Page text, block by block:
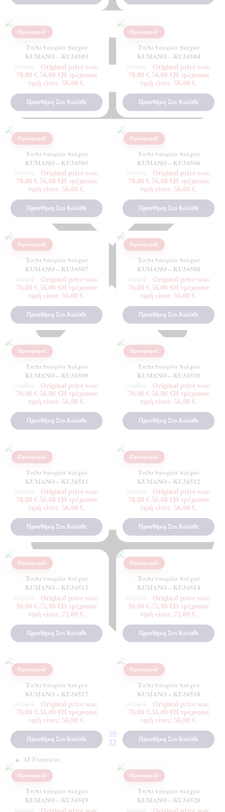
Home
Shop
Ποιοτητα Marburg
Πιστοποιητικά ποιότητας
ΠΙΣΤΟΠΟΙΗΤΙΚΑ ΟΙΚΟΛΟΓΙΑΣ
ΒΡΑΒΕΙΑ
Η Εταιρεια
Προσφορά!
Ταπετσαρία τοίχου
KUMANO – KU34503
Original price was:
70,00 €.56,00 € Η τρέχουσα
τιμή είναι: 56,00 €.
Προσθήκη Στο Καλάθι
Προσφορά!
Ταπετσαρία τοίχου
KUMANO – KU34504
Original price was:
70,00 €.56,00 € Η τρέχουσα
τιμή είναι: 56,00 €.
Προσθήκη Στο Καλάθι
Προσφορά!
Ταπετσαρία τοίχου
KUMANO – KU34505
Original price was:
70,00 €.56,00 € Η τρέχουσα
τιμή είναι: 56,00 €.
Προσθήκη Στο Καλάθι
Προσφορά!
Ταπετσαρία τοίχου
KUMANO – KU34506
Original price was:
70,00 €.56,00 € Η τρέχουσα
τιμή είναι: 56,00 €.
Προσθήκη Στο Καλάθι
Προσφορά!
Ταπετσαρία τοίχου
KUMANO – KU34507
Original price was:
70,00 €.56,00 €Η τρέχουσα
τιμή είναι: 56,00 €.
Προσθήκη Στο Καλάθι
Προσφορά!
Ταπετσαρία τοίχου
KUMANO – KU34508
Original price was:
70,00 €.56,00 €Η τρέχουσα
τιμή είναι: 56,00 €.
Προσθήκη Στο Καλάθι
Προσφορά!
Ταπετσαρία τοίχου
KUMANO – KU34509
Original price was:
70,00 €.56,00 € Η τρέχουσα
τιμή είναι: 56,00 €.
Προσθήκη Στο Καλάθι
Προσφορά!
Ταπετσαρία τοίχου
KUMANO – KU34510
Original price was:
70,00 €.56,00 € Η τρέχουσα
τιμή είναι: 56,00 €.
Προσθήκη Στο Καλάθι
Προσφορά!
Ταπετσαρία τοίχου
KUMANO – KU34511
Original price was:
70,00 €.56,00 € Η τρέχουσα
τιμή είναι: 56,00 €.
Προσθήκη Στο Καλάθι
Προσφορά!
Ταπετσαρία τοίχου
KUMANO – KU34512
Original price was:
70,00 €.56,00 € Η τρέχουσα
τιμή είναι: 56,00 €.
Προσθήκη Στο Καλάθι
Προσφορά!
Ταπετσαρία τοίχου
KUMANO – KU34513
Original price was:
90,00 €.72,00 €Η τρέχουσα
τιμή είναι: 72,00 €.
Προσθήκη Στο Καλάθι
Προσφορά!
Ταπετσαρία τοίχου
KUMANO – KU34514
Original price was:
90,00 €.72,00 €Η τρέχουσα
τιμή είναι: 72,00 €.
Προσθήκη Στο Καλάθι
Προσφορά!
Ταπετσαρία τοίχου
KUMANO – KU34517
Original price was:
70,00 €.56,00 € Η τρέχουσα
τιμή είναι: 56,00 €.
Προσθήκη Στο Καλάθι
Προσφορά!
Ταπετσαρία τοίχου
KUMANO – KU34518
Original price was:
70,00 €.56,00 € Η τρέχουσα
τιμή είναι: 56,00 €.
Προσθήκη Στο Καλάθι
Προσφορά!
Ταπετσαρία τοίχου
KUMANO – KU34519
Προσφορά!
Ταπετσαρία τοίχου
KUMANO – KU34520